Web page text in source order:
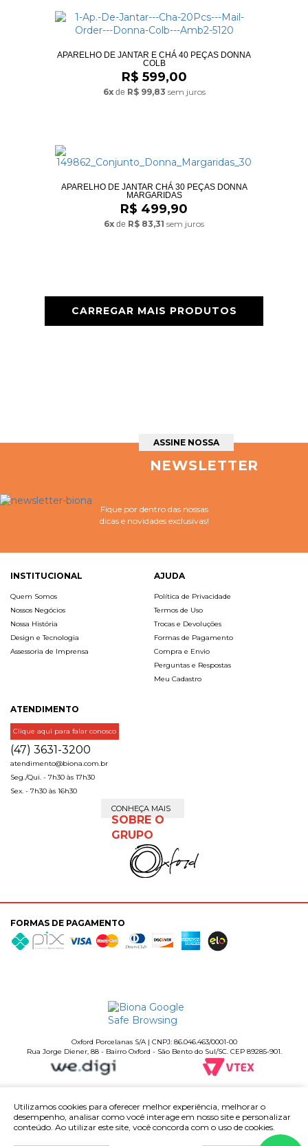
APARELHO DE JANTAR E CHÁ 40 PEÇAS DONNA
COLB
R$ 599,00
6xde R$ 99,83 sem juros
APARELHO DE JANTAR CHÁ 30 PEÇAS DONNA
MARGARIDAS
R$ 499,90
6x de R$ 83,31 sem juros
CARREGAR MAIS PRODUTOS
ASSINE NOSSA
NEWSLETTER
Fique por dentro das nossas
dicas e novidades exclusivas!
INSTITUCIONAL
Quem Somos
Nossos Negócios
Nossa História
Design e Tecnologia
Assessoria de Imprensa
AJUDA
Política de Privacidade
Termos de Uso
Trocas e Devoluções
Formas de Pagamento
Compra e Envio
Perguntas e Respostas
Meu Cadastro
ATENDIMENTO
Clique aqui para falar conosco
(47) 3631-3200
atendimento@biona.com.br
Seg./Qui. - 7h30 às 17h30
Sex. - 7h30 às 16h30
CONHEÇA MAIS
SOBRE O
GRUPO
FORMAS DE PAGAMENTO
Oxford Porcelanas S/A | CNPJ: 86.046.463/0001-00
Rua Jorge Diener, 88 - Bairro Oxford - São Bento do Sul/SC. CEP 89285-901.
Utilizamos cookies para oferecer melhor experiência, melhorar o
desempenho, analisar como você interage em nosso site e personalizar
conteúdo. Ao utilizar este site, você concorda com o uso de cookies.